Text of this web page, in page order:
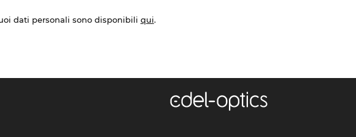
dati personali sono disponibili qui.